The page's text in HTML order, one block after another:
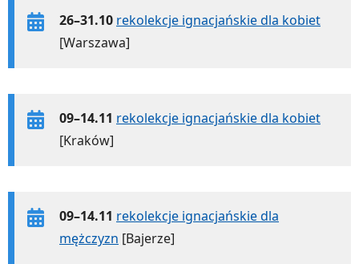
26–31.10 rekolekcje ignacjańskie dla kobiet
[Warszawa]
09–14.11 rekolekcje ignacjańskie dla kobiet
[Kraków]
09–14.11 rekolekcje ignacjańskie dla
mężczyzn [Bajerze]